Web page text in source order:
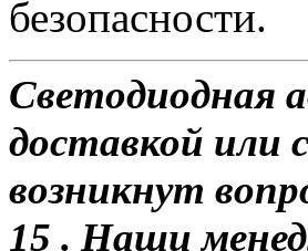
безопасности.
Светодиодная
доставкой или
возникнут
15 . Наши